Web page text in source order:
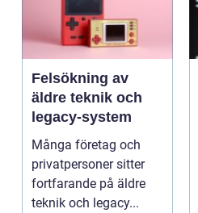
Felsökning av
äldre teknik och
legacy-system
Många företag och
privatpersoner sitter
fortfarande på äldre
teknik och legacy...